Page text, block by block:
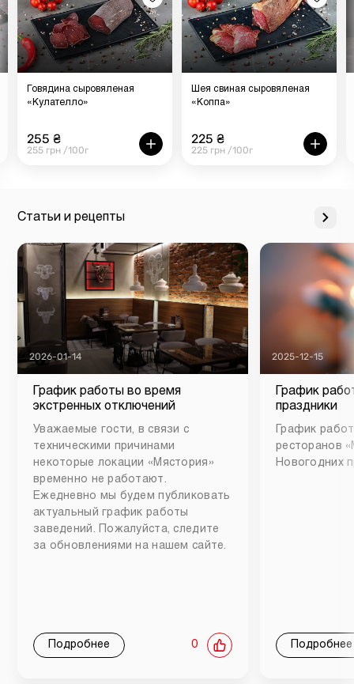
Говядина сыровяленая
«Кулателло»
255 ₴
255 грн /100г
Шея свиная сыровяленая
«Коппа»
225 ₴
225 грн /100г
Статьи и рецепты
2026-01-14
График работы во время
экстренных отключений
Уважаемые гости, в связи с
техническими причинами
некоторые локации «Мястория»
временно не работают.
Ежедневно мы будем публиковать
актуальный график работы
заведений. Пожалуйста, следите
за обновлениями на нашем сайте.
Подробнее 0
2025-12-15
График
праздники
График
ресторанов
Новогодних
Подробнее